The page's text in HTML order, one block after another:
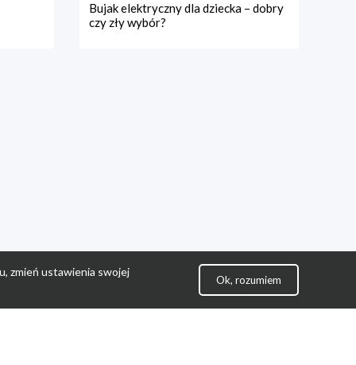
Bujak elektryczny dla dziecka – dobry
czy zły wybór?
zmień ustawienia swojej
Ok, rozumiem